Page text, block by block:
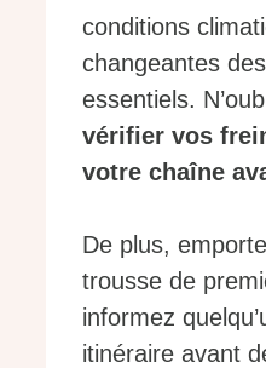
conditions
changeantes
essentiels.
vérifier vos
votre chaîne
De plus,
trousse de
informez
itinéraire avant